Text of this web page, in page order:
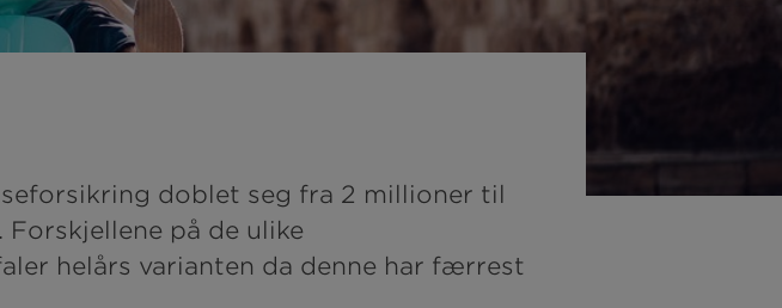
doblet seg fra 2 millioner til
på de ulike
helårs varianten da denne har færrest